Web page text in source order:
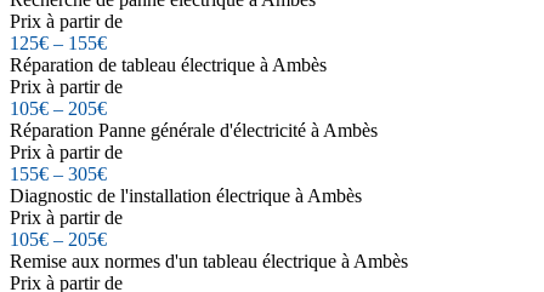
Prix à partir de
125€ – 155€
Réparation de tableau électrique à Ambès
Prix à partir de
105€ – 205€
Réparation Panne générale d'électricité à Ambès
Prix à partir de
155€ – 305€
Diagnostic de l'installation électrique à Ambès
Prix à partir de
105€ – 205€
Remise aux normes d'un tableau électrique à Ambès
Prix à partir de